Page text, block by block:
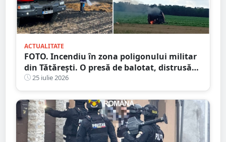
ACTUALITATE
FOTO. Incendiu în zona poligonului militar
din Tătărești. O presă de balotat, distrusă
complet! Flăcările s-au extins
25 iulie 2026